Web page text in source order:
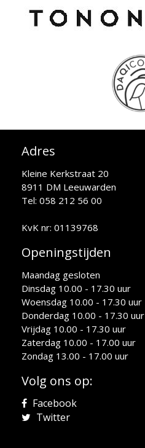
Adres
Kleine Kerkstraat 20
8911 DM Leeuwarden
Tel: 058 212 56 00
KvK nr: 01139768
Openingstijden
Maandag gesloten
Dinsdag 10.00 - 17.30 uur
Woensdag 10.00 - 17.30 uur
Donderdag 10.00 - 17.30 uur
Vrijdag 10.00 - 17.30 uur
Zaterdag 10.00 - 17.00 uur
Zondag 13.00 - 17.00 uur
Volg ons op:
Facebook
Twitter